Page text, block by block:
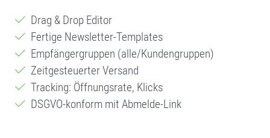
Drag & Drop Editor
Fertige Newsletter-Templates
Empfängergruppen (alle/Kundengruppen)
Zeitgesteuerter Versand
Tracking: Öffnungsrate, Klicks
DSGVO-konform mit Abmelde-Link